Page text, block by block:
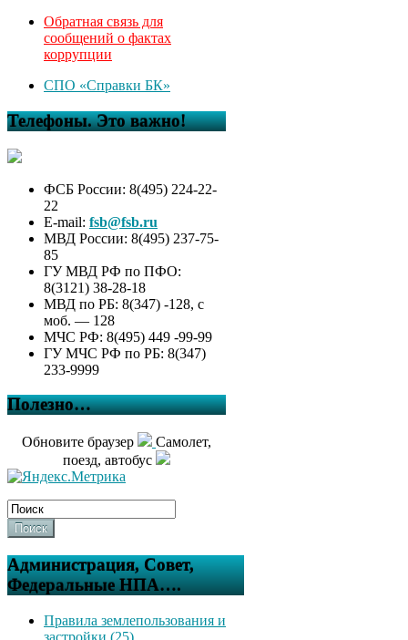
Обратная связь для
сообщений о фактах
коррупции
СПО «Справки БК»
Телефоны. Это важно!
ФСБ России: 8(495) 224-22-
22
E-mail: fsb@fsb.ru
МВД России: 8(495) 237-75-
85
ГУ МВД РФ по ПФО:
8(3121) 38-28-18
МВД по РБ: 8(347) -128, с
моб. — 128
МЧС РФ: 8(495) 449 -99-99
ГУ МЧС РФ по РБ: 8(347)
233-9999
Полезно…
Обновите браузер
Самолет,
поезд, автобус
Поиск
Администрация, Совет,
Федеральные НПА….
Правила землепользования и
застройки (25)